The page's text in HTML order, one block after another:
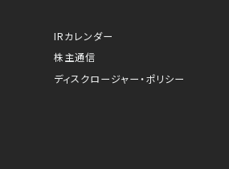
IRカレンダー
株主通信
ディスクロージャー・ポリシー